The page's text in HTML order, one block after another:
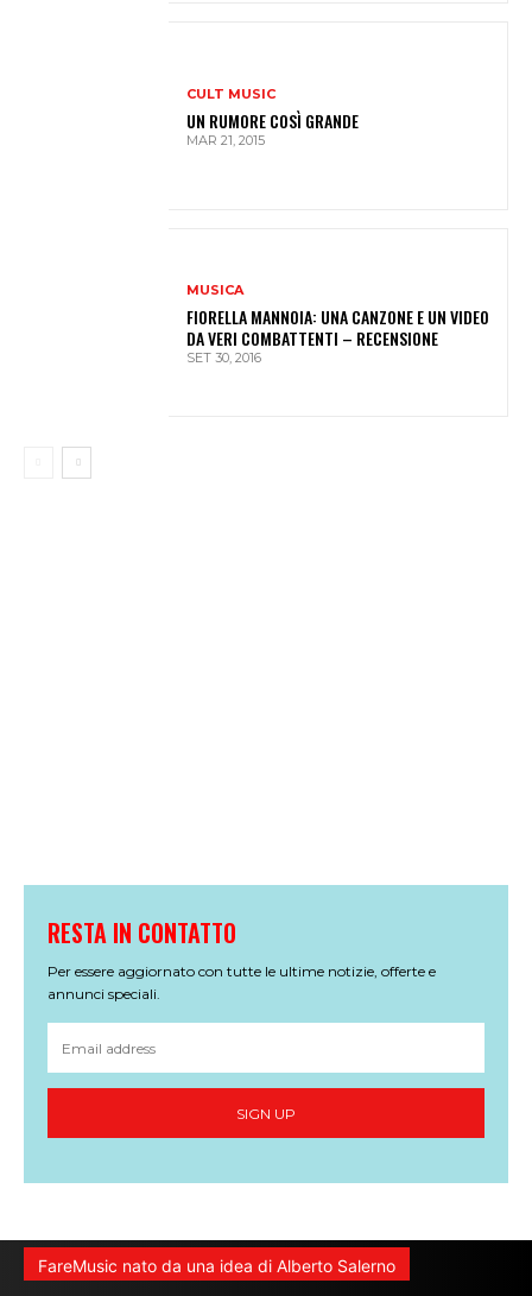
CULT MUSIC
UN RUMORE COSÌ GRANDE
MAR 21, 2015
MUSICA
FIORELLA MANNOIA: UNA CANZONE E UN VIDEO
DA VERI COMBATTENTI – RECENSIONE
SET 30, 2016
RESTA IN CONTATTO
Per essere aggiornato con tutte le ultime notizie, offerte e
annunci speciali.
SIGN UP
FareMusic nato da una idea di Alberto Salerno